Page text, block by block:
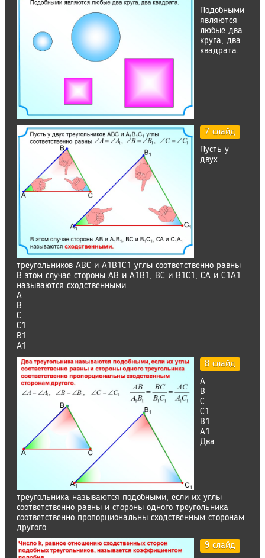
Подобными
являются
любые два
круга, два
квадрата.
7 слайд
Пусть у
двух
треугольников АВС и А1В1С1 углы соответственно равны
В этом случае стороны АВ и А1В1, ВС и В1С1, СА и С1А1
называются сходственными.
А
В
С
С1
В1
А1
8 слайд
А
В
С
С1
В1
А1
Два
треугольника называются подобными, если их углы
соответственно равны и стороны одного треугольника
соответственно пропорциональны сходственным сторонам
другого.
9 слайд